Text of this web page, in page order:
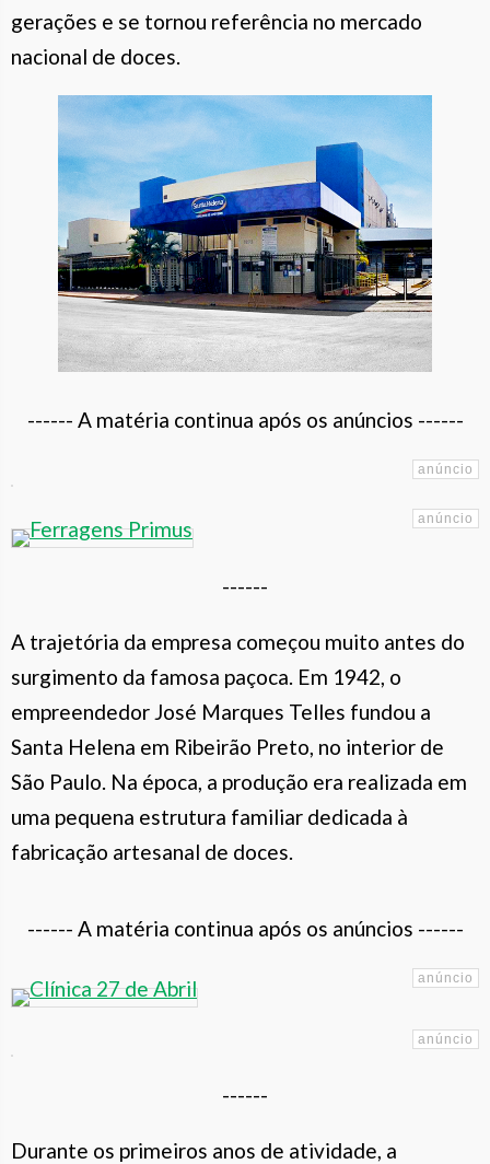
gerações e se tornou referência no mercado
nacional de doces.
------ A matéria continua após os anúncios ------
------
A trajetória da empresa começou muito antes do
surgimento da famosa paçoca. Em 1942, o
empreendedor José Marques Telles fundou a
Santa Helena em Ribeirão Preto, no interior de
São Paulo. Na época, a produção era realizada em
uma pequena estrutura familiar dedicada à
fabricação artesanal de doces.
------ A matéria continua após os anúncios ------
------
Durante os primeiros anos de atividade, a